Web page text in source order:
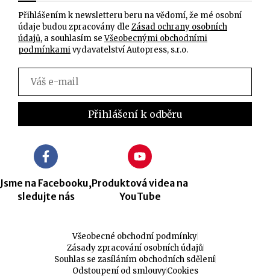
Přihlášením k newsletteru beru na vědomí, že mé osobní
údaje budou zpracovány dle Zásad ochrany osobních
údajů, a souhlasím seVšeobecnými obchodními
podmínkamivydavatelství Autopress, s.r.o.
Jsme na Facebooku,
sledujte nás
Produktová videa na
YouTube
Všeobecné obchodní podmínky
Zásady zpracování osobních údajů
Souhlas se zasíláním obchodních sdělení
Odstoupení od smlouvyCookies